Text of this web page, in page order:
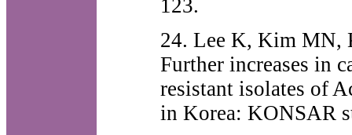
123.
24. Lee K, Kim MN,
Further increases in
resistant isolates of
in Korea: KONSAR